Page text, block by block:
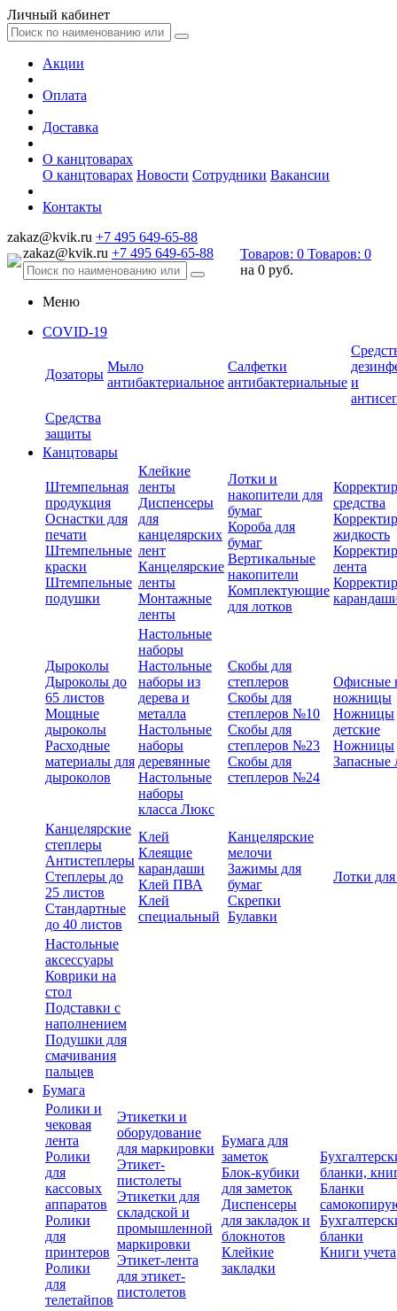
Личный кабинет
Акции
Оплата
Доставка
О канцтоварах
О канцтоварах Новости Сотрудники Вакансии
Контакты
zakaz@kvik.ru +7 495 649-65-88
zakaz@kvik.ru +7 495 649-65-88 Товаров: 0 Товаров: 0
на 0 руб.
Меню
COVID-19
Дозаторы
Мыло
антибактериальное
Салфетки
антибактериальные и
Средства
защиты
Канцтовары
Штемпельная
продукция
Оснастки для
печати
Штемпельные
краски
Штемпельные
подушки
Клейкие
ленты
Диспенсеры
для
канцелярских
лент
Канцелярские
ленты
Монтажные
ленты
Лотки и
накопители для
бумаг
Короба для
бумаг
Вертикальные
накопители
Комплектующие
для лотков
средства
жидкость
лента
Дыроколы
Дыроколы до
65 листов
Мощные
дыроколы
Расходные
материалы для
дыроколов
Настольные
наборы
Настольные
наборы из
дерева и
металла
Настольные
наборы
деревянные
Настольные
наборы
класса Люкс
Скобы для
степлеров
Скобы для
степлеров №10
Скобы для
степлеров №23
Скобы для
степлеров №24
Офисные
ножницы
Ножницы
детские
Ножницы
Запасные
Канцелярские
степлеры
Антистеплеры
Степлеры до
25 листов
Стандартные
до 40 листов
Клей
Клеящие
карандаши
Клей ПВА
Клей
специальный
Канцелярские
мелочи
Зажимы для
бумаг
Скрепки
Булавки
Лотки
Настольные
аксессуары
Коврики на
стол
Подставки с
наполнением
Подушки для
смачивания
пальцев
Бумага
Ролики и
чековая
лента
Ролики
для
кассовых
аппаратов
Ролики
для
принтеров
Ролики
для
телетайпов
Этикетки и
оборудование
для маркировки
Этикет-
пистолеты
Этикетки для
складской и
промышленной
маркировки
Этикет-лента
для этикет-
пистолетов
Бумага для
заметок
Блок-кубики
для заметок
Диспенсеры
для закладок и
блокнотов
Клейкие
закладки
бланки,
Бланки
бланки
Книги учета